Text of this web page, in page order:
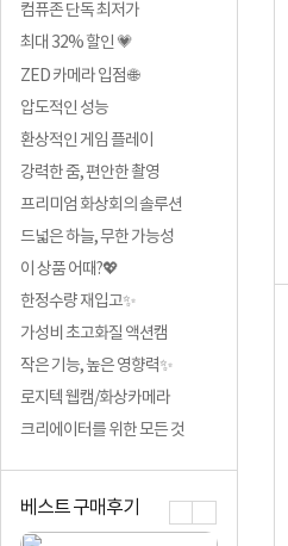
컴퓨존 단독 최저가
최대 32% 할인 💗
ZED 카메라 입점 🌐
압도적인 성능
환상적인 게임 플레이
강력한 줌, 편안한 촬영
프리미엄 화상회의 솔루션
드넓은 하늘, 무한 가능성
이 상품 어때?💖
한정수량 재입고✨
가성비 초고화질 액션캠
작은 기능, 높은 영향력✨
로지텍 웹캠/화상카메라
크리에이터를 위한 모든 것
베스트 구매후기